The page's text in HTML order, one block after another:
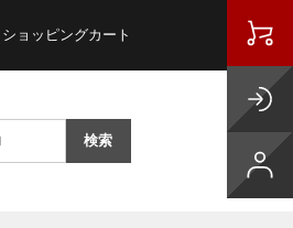
ショッピングカート